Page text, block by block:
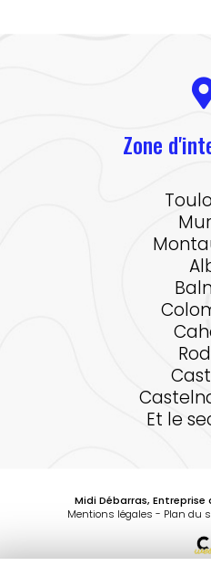
Zone
Et le
Midi Débarras,
Mentions légales - Plan du